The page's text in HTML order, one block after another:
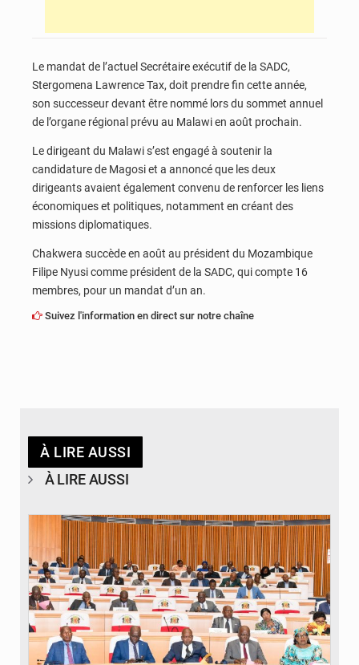
Le mandat de l’actuel Secrétaire exécutif de la SADC,
Stergomena Lawrence Tax, doit prendre fin cette année,
son successeur devant être nommé lors du sommet annuel
de l’organe régional prévu au Malawi en août prochain.
Le dirigeant du Malawi s’est engagé à soutenir la
candidature de Magosi et a annoncé que les deux
dirigeants avaient également convenu de renforcer les liens
économiques et politiques, notamment en créant des
missions diplomatiques.
Chakwera succède en août au président du Mozambique
Filipe Nyusi comme président de la SADC, qui compte 16
membres, pour un mandat d’un an.
Suivez l'information en direct sur notre chaîne
À LIRE AUSSI
À LIRE AUSSI